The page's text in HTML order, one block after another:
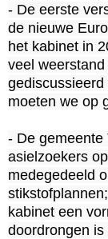
- De eerste
de nieuwe
het kabinet in
veel
moeten we op
- De gemeente
asielzoekers
medegedeeld
kabinet een
doordrongen